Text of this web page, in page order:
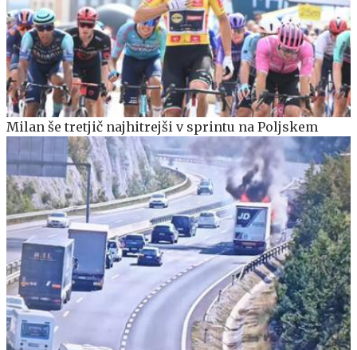
Milan še tretjič najhitrejši v sprintu na Poljskem